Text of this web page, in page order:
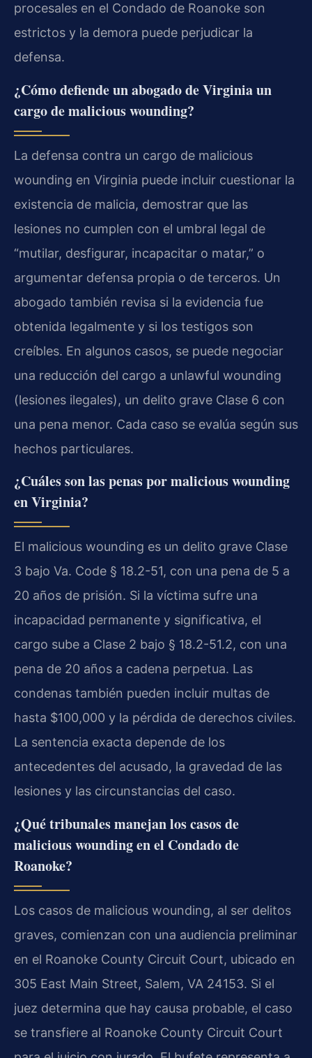
procesales en el Condado de Roanoke son
estrictos y la demora puede perjudicar la
defensa.
¿Cómo defiende un abogado de Virginia un
cargo de malicious wounding?
La defensa contra un cargo de malicious
wounding en Virginia puede incluir cuestionar la
existencia de malicia, demostrar que las
lesiones no cumplen con el umbral legal de
“mutilar, desfigurar, incapacitar o matar,” o
argumentar defensa propia o de terceros. Un
abogado también revisa si la evidencia fue
obtenida legalmente y si los testigos son
creíbles. En algunos casos, se puede negociar
una reducción del cargo a unlawful wounding
(lesiones ilegales), un delito grave Clase 6 con
una pena menor. Cada caso se evalúa según sus
hechos particulares.
¿Cuáles son las penas por malicious wounding
en Virginia?
El malicious wounding es un delito grave Clase
3 bajo Va. Code § 18.2-51, con una pena de 5 a
20 años de prisión. Si la víctima sufre una
incapacidad permanente y significativa, el
cargo sube a Clase 2 bajo § 18.2-51.2, con una
pena de 20 años a cadena perpetua. Las
condenas también pueden incluir multas de
hasta $100,000 y la pérdida de derechos civiles.
La sentencia exacta depende de los
antecedentes del acusado, la gravedad de las
lesiones y las circunstancias del caso.
¿Qué tribunales manejan los casos de
malicious wounding en el Condado de
Roanoke?
Los casos de malicious wounding, al ser delitos
graves, comienzan con una audiencia preliminar
en el Roanoke County Circuit Court, ubicado en
305 East Main Street, Salem, VA 24153. Si el
juez determina que hay causa probable, el caso
se transfiere al Roanoke County Circuit Court